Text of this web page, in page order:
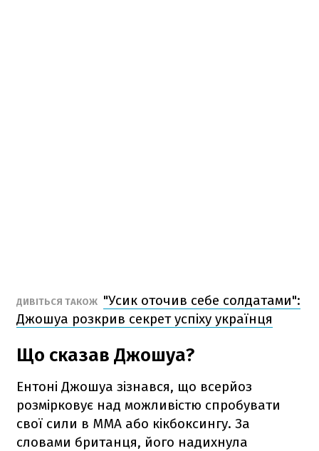
ДИВІТЬСЯ ТАКОЖ "Усик оточив себе солдатами":
Джошуа розкрив секрет успіху українця
Що сказав Джошуа?
Ентоні Джошуа зізнався, що всерйоз
розмірковує над можливістю спробувати
свої сили в MMA або кікбоксингу. За
словами британця, його надихнула